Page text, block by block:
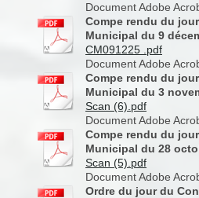
Document Adobe
Compe rendu du
Municipal du 9
CM091225 .pdf
Document Adobe
Compe rendu du
Municipal du 3
Scan (6).pdf
Document Adobe
Compe rendu du
Municipal du 28
Scan (5).pdf
Document Adobe
Ordre du jour du